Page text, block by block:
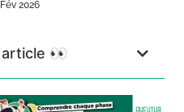
Fév 2026
👀